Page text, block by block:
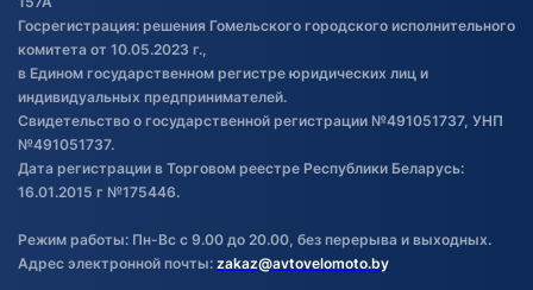
Обновления в ЭПТС 2024
Госрегистрация: решения Гомельского городского исполнительного
комитета от 10.05.2023 г.,
в Едином государственном регистре юридических лиц и
индивидуальных предпринимателей.
Свидетельство о государственной регистрации №491051737, УНП
№491051737.
Дата регистрации в Торговом реестре Республики Беларусь:
16.01.2015 г №175446.
Режим работы: Пн-Вс с 9.00 до 20.00, без перерыва и выходных.
Адрес электронной почты: zakaz@avtovelomoto.by